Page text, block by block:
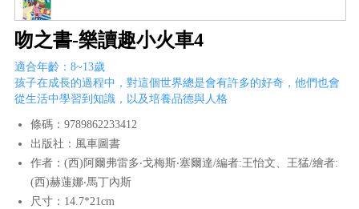
吻之書-樂讀趣小火車4
適合年齡：8~13歲
孩子在成長的過程中，對這個世界總是會有許多的好奇，他們也會
從生活中學習到知識，以及培養品德與人格
條碼：9789862233412
出版社：風車圖書
作者：(西)阿爾弗雷多‧戈梅斯‧塞爾達/編者:王怡文、王猛/繪者:
(西)赫蓮娜‧馬丁內斯
尺寸：14.7*21cm